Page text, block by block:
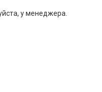
у менеджера.